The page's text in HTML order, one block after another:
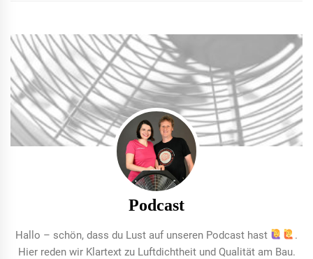
Podcast
Hallo – schön, dass du Lust auf unseren Podcast hast
.
Hier reden wir Klartext zu Luftdichtheit und Qualität am Bau.